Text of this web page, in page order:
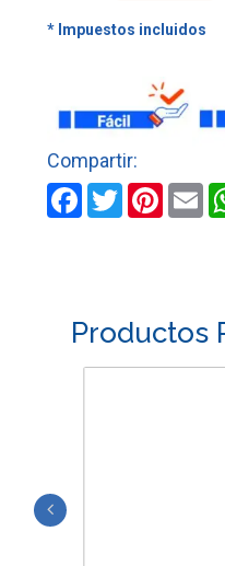
LLAVES
NAVAJA,
CUERPO
DE
LAMINA
PRETUL
Facebook
Twitter
Productos